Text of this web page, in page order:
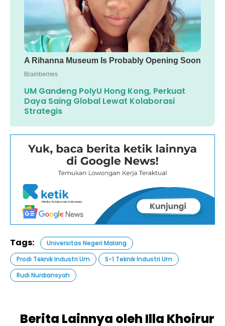
UM Gandeng PolyU Hong Kong, Perkuat
Daya Saing Global Lewat Kolaborasi
Strategis
Tags:
Universitas Negeri Malang
Prodi Teknik Industri Um
S-1 Teknik Industri Um
Rudi Nurdiansyah
Berita Lainnya oleh Illa Khoirur